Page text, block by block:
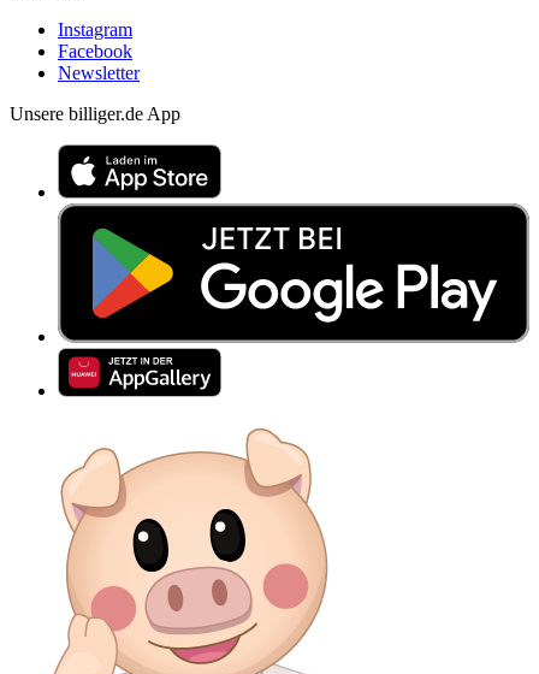
Instagram
Facebook
Newsletter
Unsere billiger.de App